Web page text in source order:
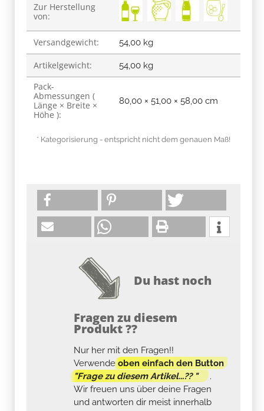
Zur Herstellung
von:
Versandgewicht: 54,00 kg
Artikelgewicht: 54,00 kg
Pack-
Abmessungen (
Länge × Breite ×
Höhe ):
80,00 × 51,00 × 58,00 cm
* Kategorisierung - entspricht nicht dem genauen Maß!
Du hast noch
Fragen zu diesem
Produkt ??
Nur her mit den Fragen!!
Verwendeoben einfach den Button
"Frage zu diesem Artikel...?? "
.
Wir freuen uns über deine Fragen
und antworten dir meist innerhalb